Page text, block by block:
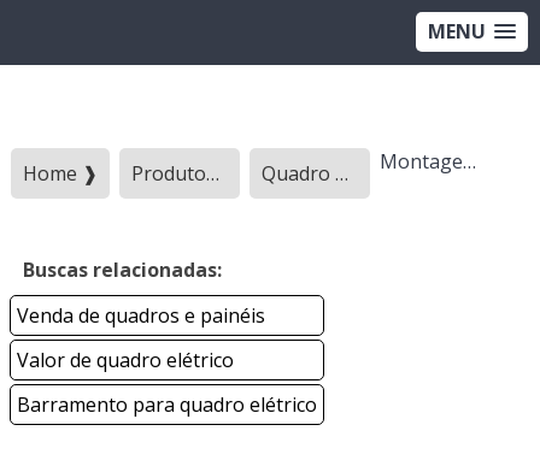
MENU
Home ❱ Produtos ❱ Quadro eletrico - Categoria ❱ Montagem de quadro de comando
Buscas relacionadas:
Venda de quadros e painéis
Valor de quadro elétrico
Barramento para quadro elétrico